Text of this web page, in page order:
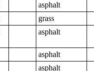
asphalt
grass
asphalt
asphalt
asphalt